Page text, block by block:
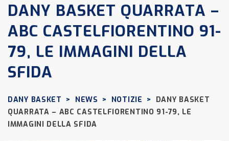
DANY BASKET QUARRATA –
ABC CASTELFIORENTINO 91-
79, LE IMMAGINI DELLA
SFIDA
DANY BASKET > NEWS > NOTIZIE >
DANY BASKET
QUARRATA – ABC CASTELFIORENTINO 91-79, LE
IMMAGINI DELLA SFIDA